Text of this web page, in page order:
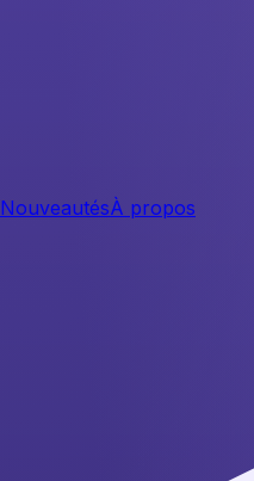
NouveautésÀ propos